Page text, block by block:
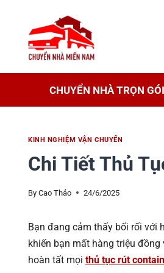
CHUYỂN NHÀ TRỌN GÓI
KINH NGHIỆM VẬN CHUYỂN
Chi Tiết Thủ
By Cao Thảo 24/6/2025
Bạn đang cảm thấy bối rối với
khiến bạn mất hàng triệu
hoàn tất mọi thủ tục rút